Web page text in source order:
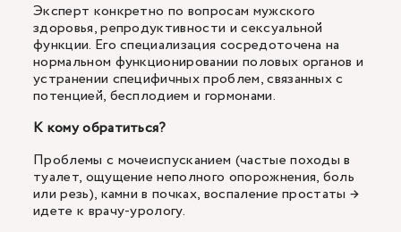
Эксперт конкретно по вопросам мужского
здоровья, репродуктивности и сексуальной
функции. Его специализация сосредоточена на
нормальном функционировании половых органов и
устранении специфичных проблем, связанных с
потенцией, бесплодием и гормонами.
К кому обратиться?
Проблемы с мочеиспусканием (частые походы в
туалет, ощущение неполного опорожнения, боль
или резь), камни в почках, воспаление простаты →
идете к врачу-урологу.